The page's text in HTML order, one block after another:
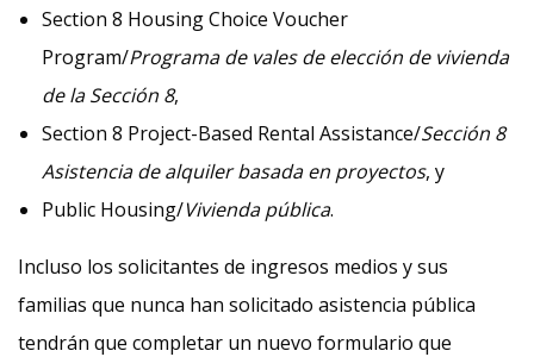
Section 8 Housing Choice Voucher
Program/Programa de vales de elección de vivienda
de la Sección 8,
Section 8 Project-Based Rental Assistance/Sección 8
Asistencia de alquiler basada en proyectos, y
Public Housing/Vivienda pública.
Incluso los solicitantes de ingresos medios y sus
familias que nunca han solicitado asistencia pública
tendrán que completar un nuevo formulario que